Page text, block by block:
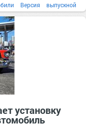
Версия выпускной
установку